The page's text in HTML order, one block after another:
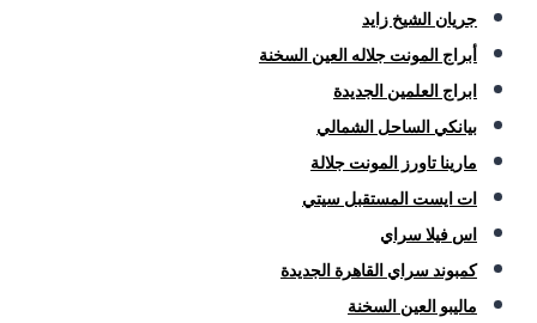
جريان الشيخ زايد
أبراج المونت جلاله العين السخنة
ابراج العلمين الجديدة
بيانكي الساحل الشمالي
مارينا تاورز المونت جلالة
ات ايست المستقبل سيتي
اس فيلا سراي
كمبوند سراي القاهرة الجديدة
ماليبو العين السخنة